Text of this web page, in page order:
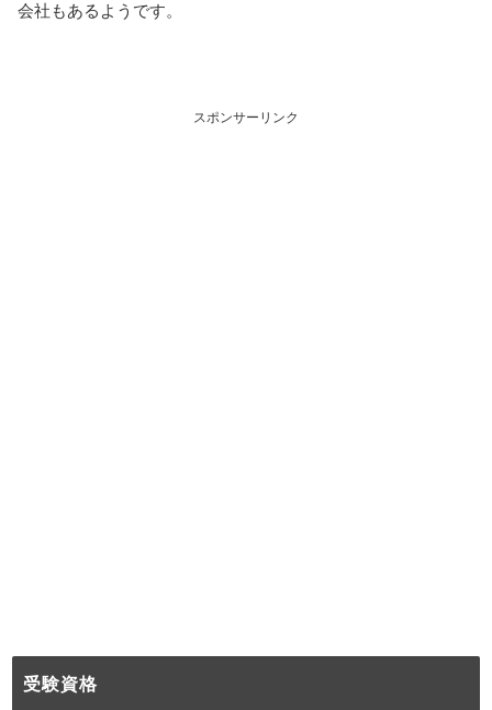
会社もあるようです。
スポンサーリンク
受験資格